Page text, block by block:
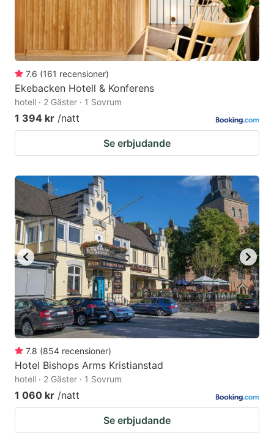
7.6 (161 recensioner)
Ekebacken Hotell & Konferens
hotell · 2 Gäster · 1 Sovrum
1 394 kr /natt
Se erbjudande
7.8 (854 recensioner)
Hotel Bishops Arms Kristianstad
hotell · 2 Gäster · 1 Sovrum
1 060 kr /natt
Se erbjudande